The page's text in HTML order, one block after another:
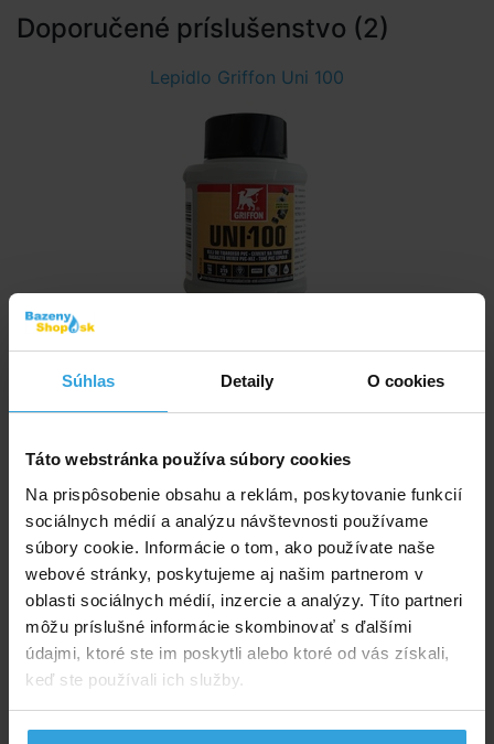
Súhlas Detaily O cookies
Táto webstránka používa súbory cookies
Na prispôsobenie obsahu a reklám, poskytovanie funkcií
sociálnych médií a analýzu návštevnosti používame
súbory cookie. Informácie o tom, ako používate naše
webové stránky, poskytujeme aj našim partnerom v
oblasti sociálnych médií, inzercie a analýzy. Títo partneri
môžu príslušné informácie skombinovať s ďalšími
údajmi, ktoré ste im poskytli alebo ktoré od vás získali,
keď ste používali ich služby.
Doporučené príslušenstvo (2)
Lepidlo Griffon Uni 100
Skladom > 20 ks
v utorok u vás
do košíka
Čistič Griffon 125ml